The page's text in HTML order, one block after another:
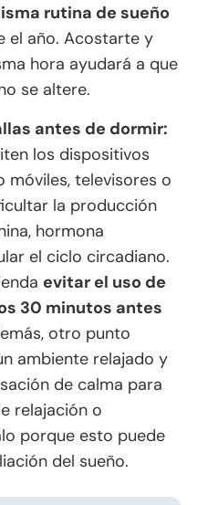
rutina de sueño
el año. Acostarte y
hora ayudará a que
se altere.
antes de dormir:
los dispositivos
televisores o
la producción
hormona
el ciclo circadiano.
evitar el uso de
30 minutos antes
otro punto
ambiente relajado y
de calma para
relajación o
porque esto puede
del sueño.